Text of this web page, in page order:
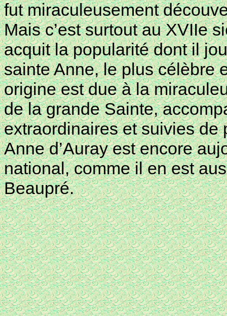
fut miraculeusement
Mais c’est surtout au XVIIe
acquit la popularité dont il
sainte Anne, le plus célèbre
origine est due à la
de la grande Sainte,
extraordinaires et suivies de
Anne d’Auray est encore
national, comme il en est
Beaupré.